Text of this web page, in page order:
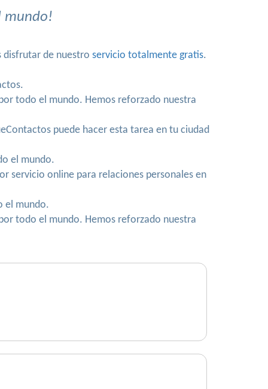
mundo!
disfrutar de nuestro servicio totalmente gratis.
todo el mundo. Hemos reforzado nuestra
puede hacer esta tarea en tu ciudad
el mundo.
servicio online para relaciones personales en
el mundo.
todo el mundo. Hemos reforzado nuestra